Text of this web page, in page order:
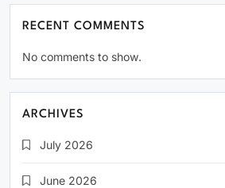
RECENT COMMENTS
No comments to show.
ARCHIVES
July 2026
June 2026